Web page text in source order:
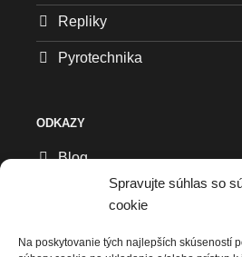
Spravujte súhlas so
cookie
Na poskytovanie tých najlepších skúseností
Repliky
Pyrotechnika
ODKAZY
Blog
Všeobecné obchodné